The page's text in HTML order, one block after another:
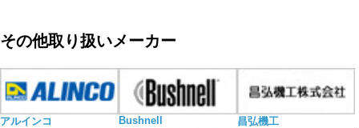
その他取り扱いメーカー
アルインコ Bushnell 昌弘機工